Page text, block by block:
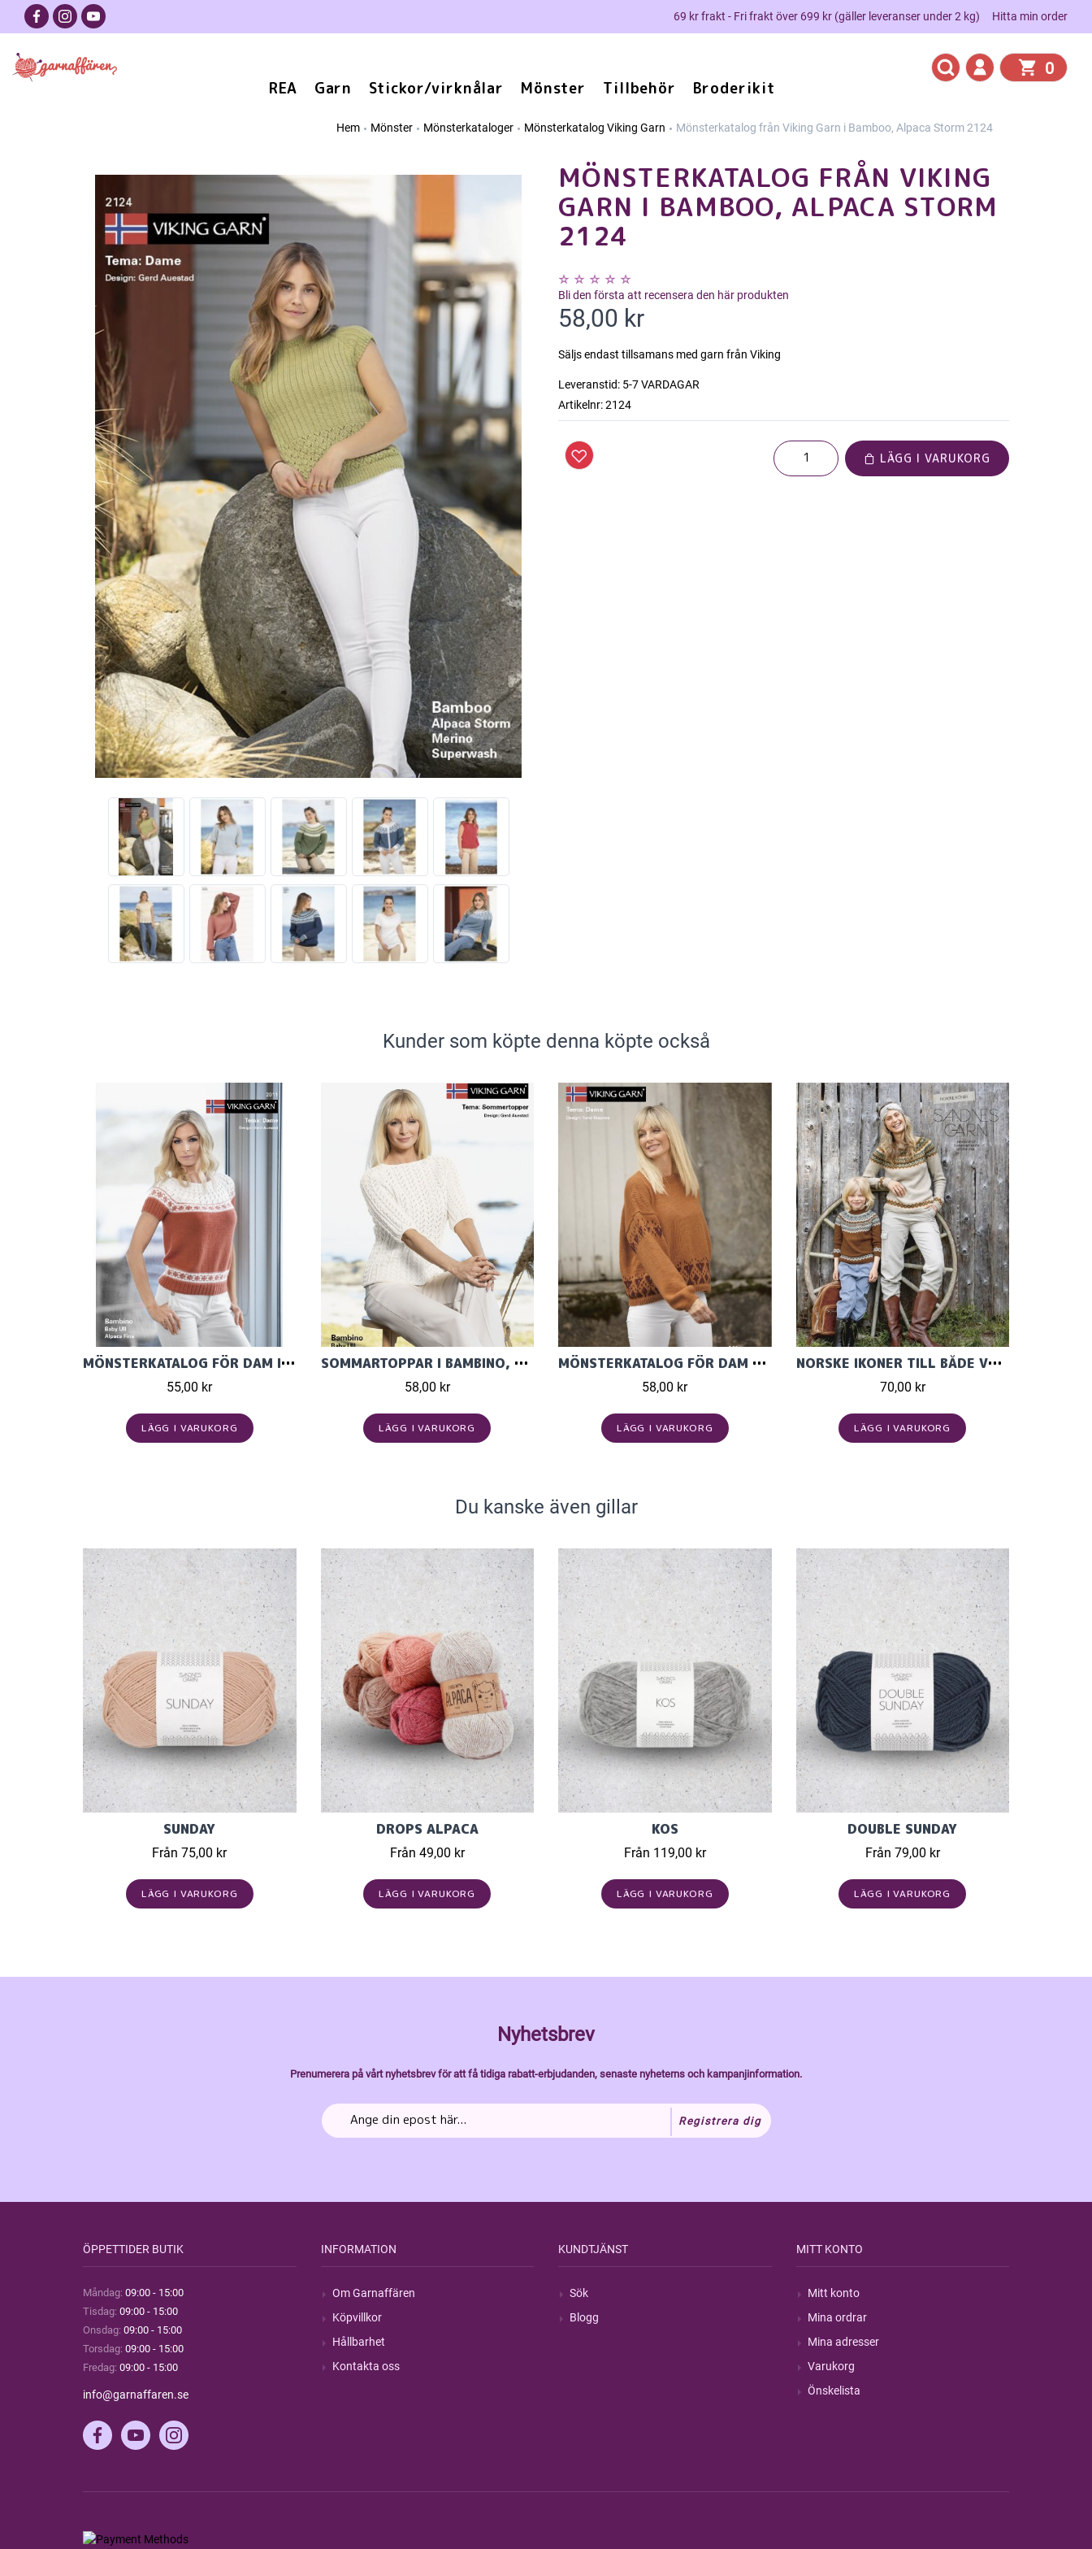
69 kr frakt - Fri frakt över 699 kr (gäller leveranser under 2 kg) Hitta min order
REA Garn Stickor/virknålar Mönster Tillbehör Broderikit
0
Hem Mönster Mönsterkataloger Mönsterkatalog Viking Garn Mönsterkatalog från Viking Garn i Bamboo, Alpaca Storm 2124
MÖNSTERKATALOG FRÅN VIKING
GARN I BAMBOO, ALPACA STORM
2124
Bli den första att recensera den här produkten
58,00 kr
Säljs endast tillsamans med garn från Viking
Leveranstid: 5-7 VARDAGAR
Artikelnr:2124
LÄGG I VARUKORG
Kunder som köpte denna köpte också
MÖNSTERKATALOG FÖR DAM I BAMBINO 2011
55,00 kr
LÄGG I VARUKORG
SOMMARTOPPAR I BAMBINO, KATALOG 2119
58,00 kr
LÄGG I VARUKORG
MÖNSTERKATALOG FÖR DAM 2024
58,00 kr
LÄGG I VARUKORG
NORSKE IKONER TILL BÅDE VUXNA OCH BARN, KATALOG TEMA 59
70,00 kr
LÄGG I VARUKORG
Du kanske även gillar
SUNDAY
Från 75,00 kr
LÄGG I VARUKORG
DROPS ALPACA
Från 49,00 kr
LÄGG I VARUKORG
KOS
Från 119,00 kr
LÄGG I VARUKORG
DOUBLE SUNDAY
Från 79,00 kr
LÄGG I VARUKORG
Nyhetsbrev
Prenumerera på vårt nyhetsbrev för att få tidiga rabatt-erbjudanden, senaste nyheterns och kampanjinformation.
Registrera dig
ÖPPETTIDER BUTIK
Måndag: 09:00 - 15:00
Tisdag: 09:00 - 15:00
Onsdag: 09:00 - 15:00
Torsdag: 09:00 - 15:00
Fredag: 09:00 - 15:00
info@garnaffaren.se
INFORMATION
Om Garnaffären
Köpvillkor
Hållbarhet
Kontakta oss
KUNDTJÄNST
Sök
Blogg
MITT KONTO
Mitt konto
Mina ordrar
Mina adresser
Varukorg
Önskelista